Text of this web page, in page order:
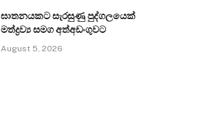
ඝාතනයකට සැරසුණු පුද්ගලයෙක්
මත්ද්‍රව්‍ය සමග අත්අඩංගුවට
August 5, 2026